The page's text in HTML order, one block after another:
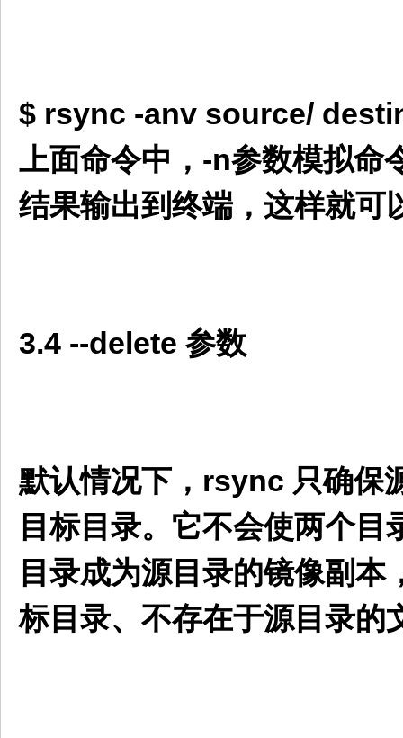
$ rsync -anv source/
上面命令中，-n参数模拟命
结果输出到终端，这样就可
3.4 --delete 参数
默认情况下，rsync 只确保
目标目录。它不会使两个
目录成为源目录的镜像副
标目录、不存在于源目录的